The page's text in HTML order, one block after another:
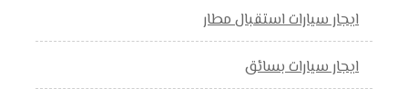
ايجار سيارات استقبال مطار
ايجار سيارات بسائق